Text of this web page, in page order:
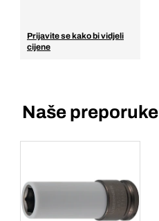
Prijavite se kako bi vidjeli
cijene
Naše preporuke